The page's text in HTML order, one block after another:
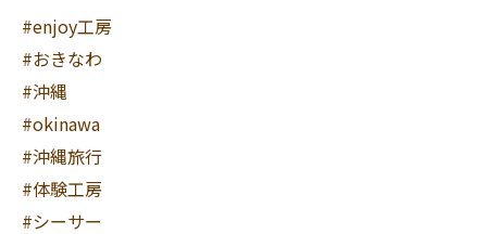
#enjoy工房
#おきなわ
#沖縄
#okinawa
#沖縄旅行
#体験工房
#シーサー